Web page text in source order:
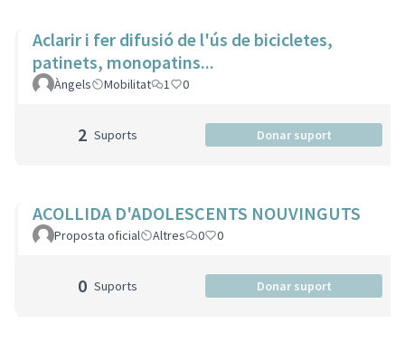
Aclarir i fer difusió de l'ús de bicicletes,
patinets, monopatins...
Àngels Mobilitat 1 0
2 Suports Donar suport
ACOLLIDA D'ADOLESCENTS NOUVINGUTS
Proposta oficial Altres 0 0
0 Suports Donar suport